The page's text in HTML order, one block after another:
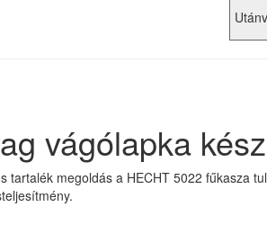
vágólapka
tartalék megoldás a HECHT 5022 fűkasza